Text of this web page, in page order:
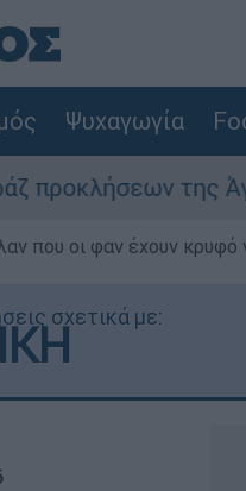
Ψυχαγωγία
της Άγκυρας στο
που οι φαν έχουν κρυφό
σχετικά με: